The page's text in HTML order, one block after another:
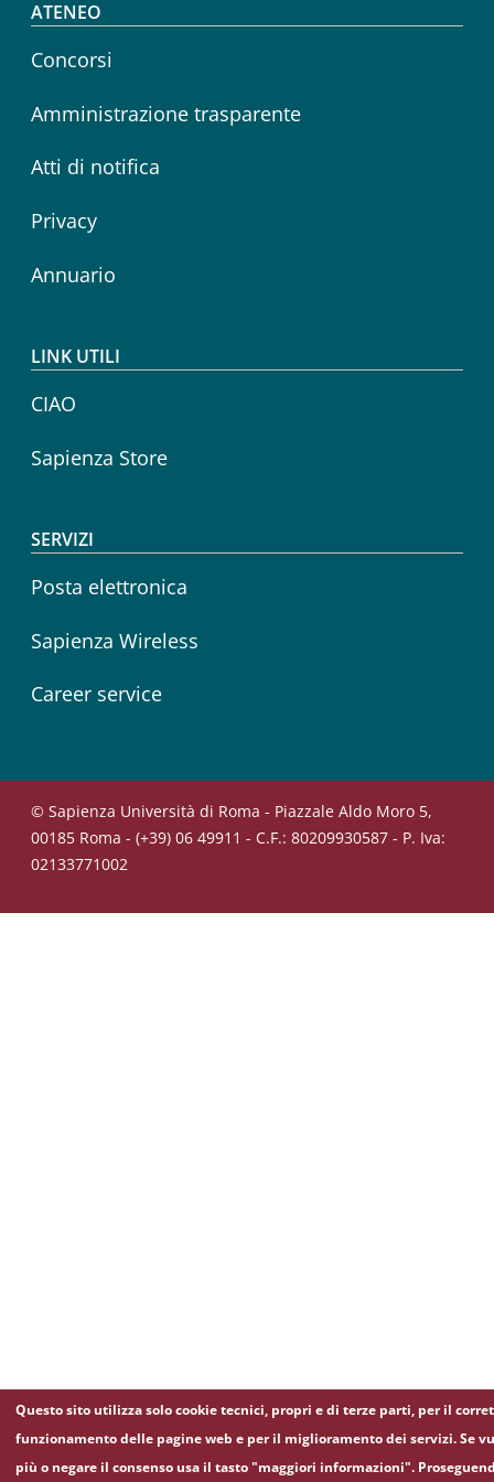
Footer menu
ATENEO
Concorsi
Amministrazione trasparente
Atti di notifica
Privacy
Annuario
LINK UTILI
CIAO
Sapienza Store
SERVIZI
Posta elettronica
Sapienza Wireless
Career service
© Sapienza Università di Roma - Piazzale Aldo Moro 5,
00185 Roma - (+39) 06 49911 - C.F.: 80209930587 - P. Iva:
02133771002
Questo sito utilizza solo cookie tecnici, propri e di terze parti, per il
funzionamento delle pagine web e per il miglioramento dei servizi. Se
più o negare il consenso usa il tasto "maggiori informazioni".